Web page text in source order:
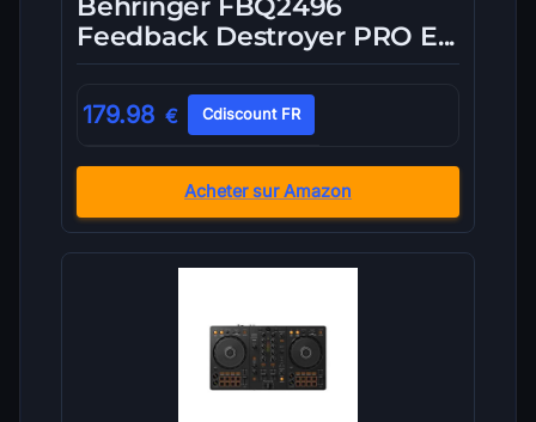
Feedback Destroyer PRO E...
179.98 € Cdiscount FR
Acheter sur Amazon